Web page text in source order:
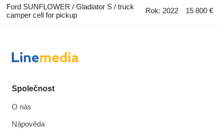
Ford SUNFLOWER / Gladiator S / truck
camper cell for pickup
Rok: 2022 15 800 €
Společnost
O nás
Nápověda